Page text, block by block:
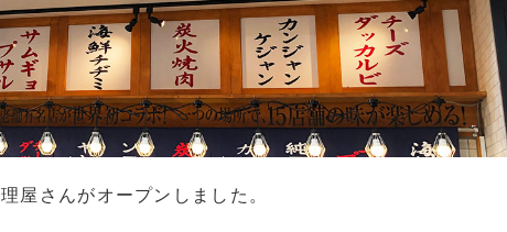
さんがオープンしました。